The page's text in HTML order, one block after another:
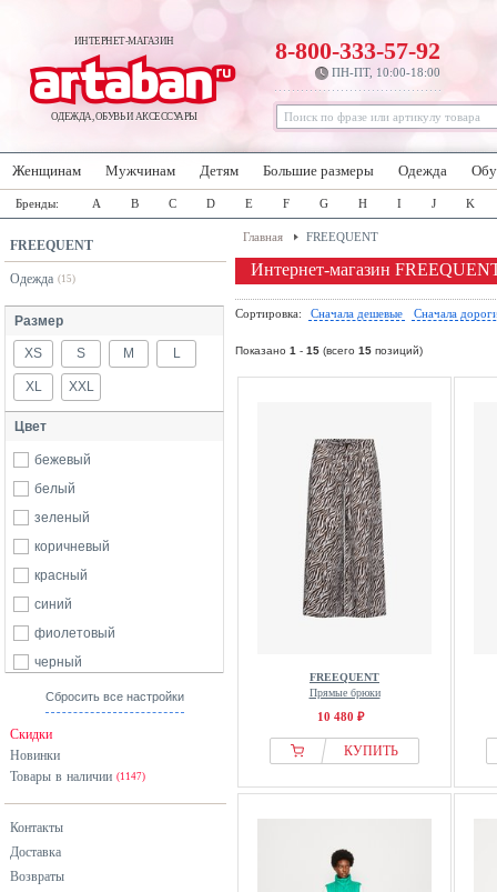
ИНТЕРНЕТ-МАГАЗИН
ОДЕЖДА, ОБУВЬ И АКСЕССУАРЫ
8-800-333-57-92
ПН-ПТ, 10:00-18:00
Женщинам Мужчинам Детям Большие размеры Одежда
Бренды: A B C D E F G H I J K
FREEQUENT
Одежда (15)
Размер
XS S M L
XL XXL
Цвет
бежевый
белый
зеленый
коричневый
красный
синий
фиолетовый
черный
Сбросить все настройки
Скидки
Новинки
Товары в наличии (1147)
Контакты
Доставка
Возвраты
Главная FREEQUENT
Интернет-магазин
Сортировка: Сначала дешевые Сначала
Показано 1 - 15 (всего 15 позиций)
FREEQUENT
Прямые брюки
10 480 ₽
КУПИТЬ